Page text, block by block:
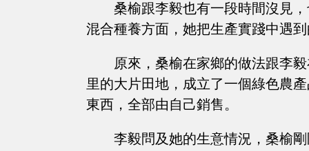
桑榆跟李毅也有一段時間沒見
混合種養方面，她把生產實踐中遇
原來，桑榆在家鄉的做法跟李
里的大片田地，成立了一個綠色農
東西，全部由自己銷售。
李毅問及她的生意情況，桑榆